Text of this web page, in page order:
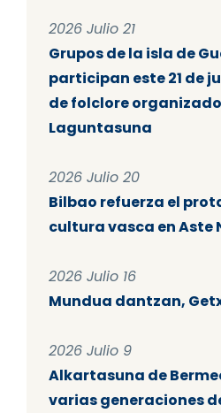
2026 Julio 21
Grupos de la isla de
participan este 21 de
de folclore
Laguntasuna
2026 Julio 20
Bilbao refuerza el
cultura vasca en Aste
2026 Julio 16
Mundua dantzan,
2026 Julio 9
Alkartasuna de
varias generaciones